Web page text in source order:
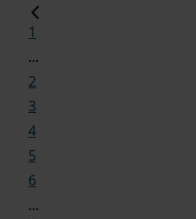
1
...
2
3
4
5
6
...